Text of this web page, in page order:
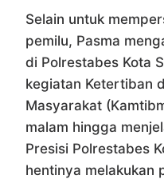
Selain untuk
pemilu, Pasma
di Polrestabes Kota
kegiatan Ketertiban
Masyarakat
malam hingga
Presisi Polrestabes
hentinya melakukan